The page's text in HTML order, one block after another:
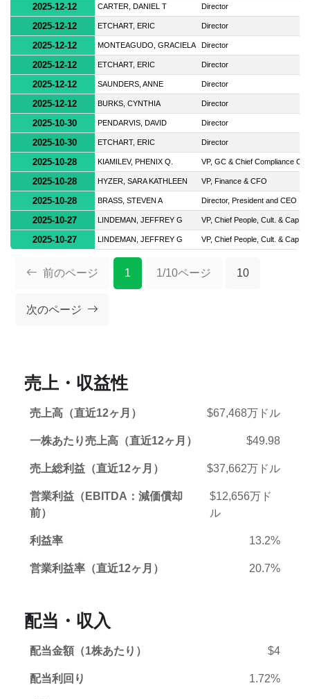
2025-12-12 CARTER, DANIEL T Director
2025-12-12 ETCHART, ERIC Director
2025-12-12 MONTEAGUDO, GRACIELA Director
2025-12-12 ETCHART, ERIC Director
2025-12-12 SAUNDERS, ANNE Director
2025-12-12 BURKS, CYNTHIA Director
2025-10-30 PENDARVIS, DAVID Director
2025-10-30 ETCHART, ERIC Director
2025-10-28 KIAMILEV, PHENIX Q. VP, GC & Chief Compliance
2025-10-28 HYZER, SARA KATHLEEN VP, Finance & CFO
2025-10-28 BRASS, STEVEN A Director, President and CEO
2025-10-27 LINDEMAN, JEFFREY G VP, Chief People, Cult. & Cap.
2025-10-27 LINDEMAN, JEFFREY G VP, Chief People, Cult. & Cap.
前のページ 1 1/10ページ 10
次のページ
売上・収益性
売上高（直近12ヶ月） $67,468万ドル
一株あたり売上高（直近12ヶ月） $49.98
売上総利益（直近12ヶ月） $37,662万ドル
営業利益（EBITDA：減価償却
前）
$12,656万ド
ル
利益率 13.2%
営業利益率（直近12ヶ月） 20.7%
配当・収入
配当金額（1株あたり） $4
配当利回り 1.72%